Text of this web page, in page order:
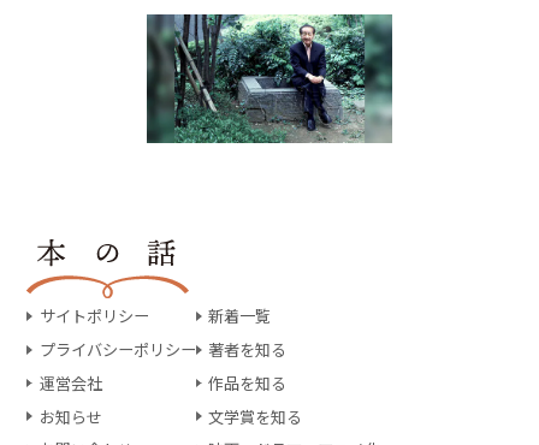
サイトポリシー
プライバシーポリシー
運営会社
お知らせ
新着一覧
著者を知る
作品を知る
文学賞を知る